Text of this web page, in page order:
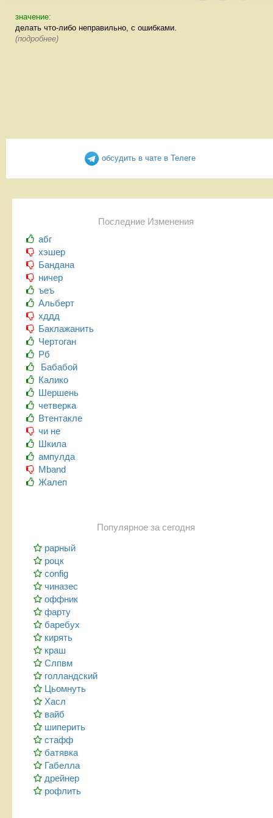
значение:
делать что-либо неправильно, с ошибками.
(подробнее)
обсудить в чате в Телеге
Последние Изменения
абг
хэшер
Бандана
ничер
ъеъ
Альберт
хддд
Баклажанить
Чертоган
Рб
Бабабой
Калико
Шершень
четверка
Втентакле
чи не
Шкила
ампулда
Mband
Жалеп
Популярное за сегодня
рарный
роцк
config
чиназес
оффник
фарту
баребух
кирять
краш
Слпвм
голландский
Цьомнуть
Хасл
вайб
шиперить
стафф
батявка
Габелла
дрейнер
рофлить